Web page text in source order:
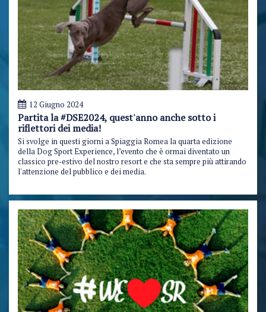
12 Giugno 2024
Partita la #DSE2024, quest'anno anche sotto i
riflettori dei media!
Si svolge in questi giorni a Spiaggia Romea la quarta edizione
della Dog Sport Experience, l’evento che è ormai diventato un
classico pre-estivo del nostro resort e che sta sempre più attirando
l'attenzione del pubblico e dei media.